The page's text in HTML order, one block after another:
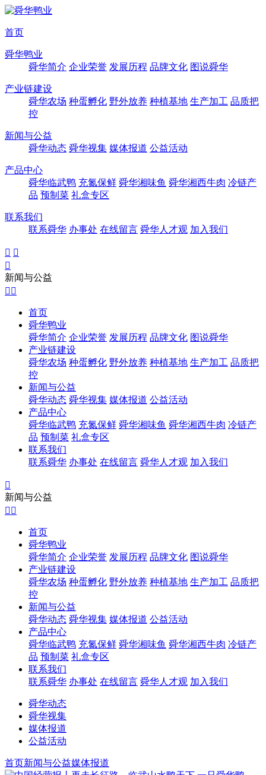
首页
舜华鸭业
舜华简介 企业荣誉 发展历程 品牌文化 图说舜华
产业链建设
舜华农场 种蛋孵化 野外放养 种植基地 生产加工 品质把
控
新闻与公益
舜华动态 舜华视集 媒体报道 公益活动
产品中心
舜华临武鸭 充氮保鲜 舜华湘味鱼 舜华湘西牛肉 冷链产
品 预制菜 礼盒专区
联系我们
联系舜华 办事处 在线留言 舜华人才观 加入我们
 

新闻与公益
 
首页
舜华鸭业
舜华简介 企业荣誉 发展历程 品牌文化 图说舜华
产业链建设
舜华农场 种蛋孵化 野外放养 种植基地 生产加工 品质把
控
新闻与公益
舜华动态 舜华视集 媒体报道 公益活动
产品中心
舜华临武鸭 充氮保鲜 舜华湘味鱼 舜华湘西牛肉 冷链产
品 预制菜 礼盒专区
联系我们
联系舜华 办事处 在线留言 舜华人才观 加入我们

新闻与公益
 
首页
舜华鸭业
舜华简介 企业荣誉 发展历程 品牌文化 图说舜华
产业链建设
舜华农场 种蛋孵化 野外放养 种植基地 生产加工 品质把
控
新闻与公益
舜华动态 舜华视集 媒体报道 公益活动
产品中心
舜华临武鸭 充氮保鲜 舜华湘味鱼 舜华湘西牛肉 冷链产
品 预制菜 礼盒专区
联系我们
联系舜华 办事处 在线留言 舜华人才观 加入我们
舜华动态
舜华视集
媒体报道
公益活动
首页新闻与公益媒体报道